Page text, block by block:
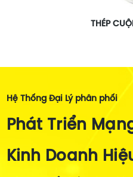
THÉP
Hệ Thống Đại Lý phân phối
Phát Triển
Kinh Doanh